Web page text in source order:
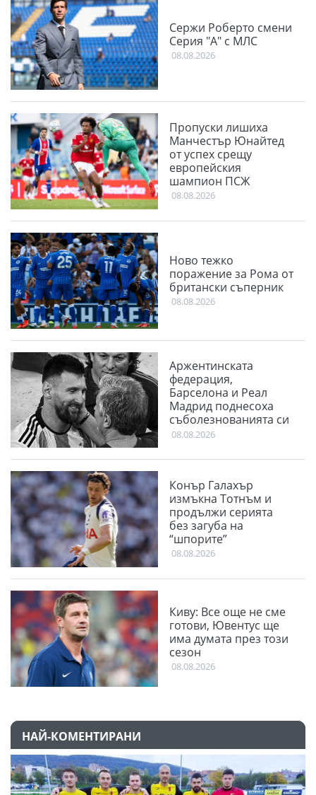
Сержи Роберто смени
Серия "А" с МЛС
08.08.2026
Пропуски лишиха
Манчестър Юнайтед
от успех срещу
европейския
шампион ПСЖ
08.08.2026
Ново тежко
поражение за Рома от
британски съперник
08.08.2026
Аржентинската
федерация,
Барселона и Реал
Мадрид поднесоха
съболезнованията си
към Меси
08.08.2026
Конър Галахър
измъкна Тотнъм и
продължи серията
без загуба на
“шпорите”
08.08.2026
Киву: Все още не сме
готови, Ювентус ще
има думата през този
сезон
08.08.2026
НАЙ-КОМЕНТИРАНИ